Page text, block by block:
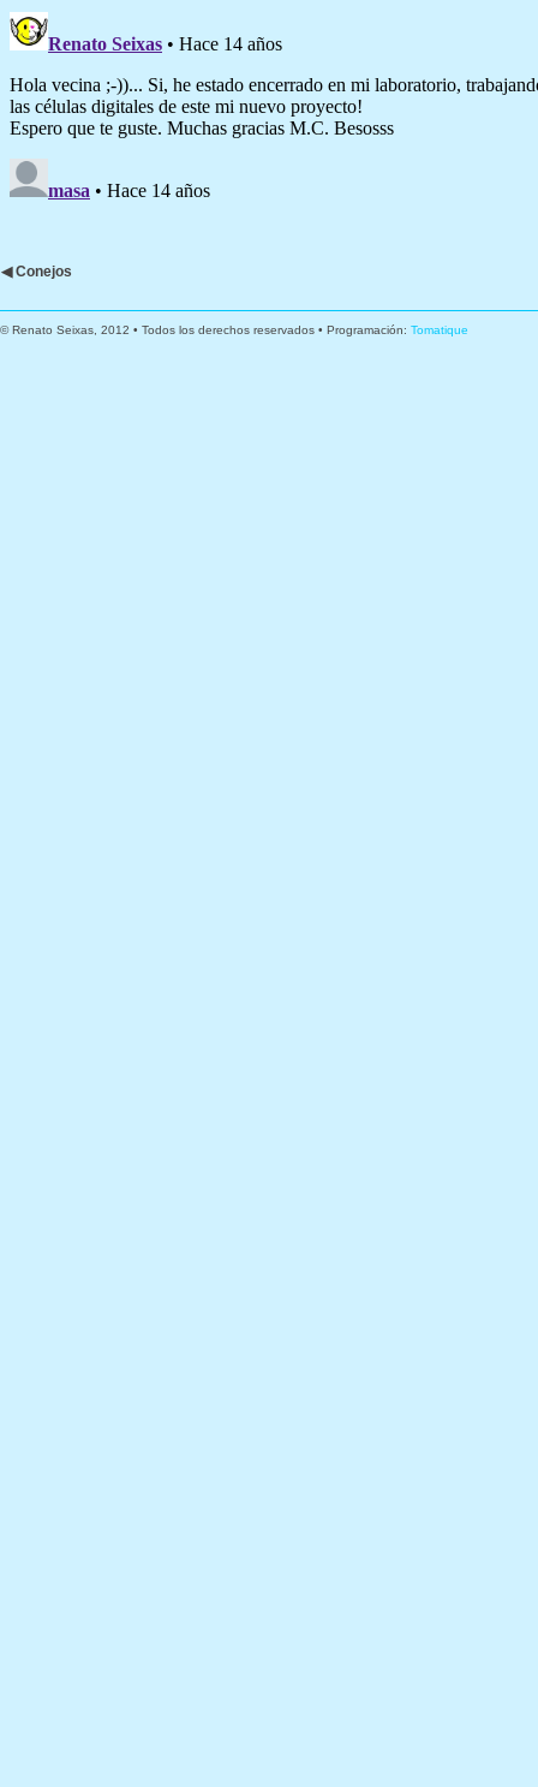
◀ Conejos
© Renato Seixas, 2012 • Todos los derechos reservados • Programación: Tomatique